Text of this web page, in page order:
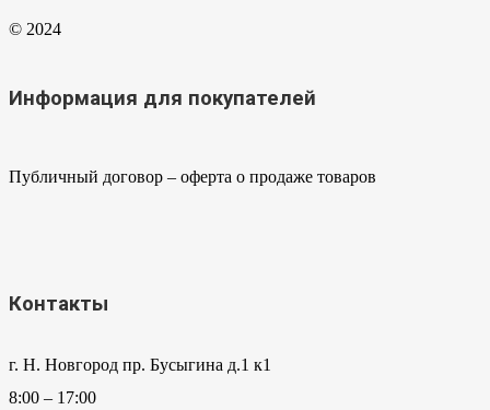
© 2024
Информация для покупателей
Публичный договор – оферта о продаже товаров
Контакты
г. Н. Новгород пр. Бусыгина д.1 к1
8:00 – 17:00